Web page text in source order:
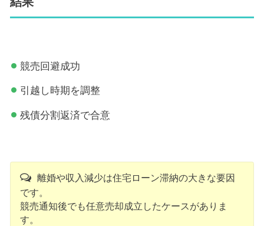
競売回避成功
引越し時期を調整
残債分割返済で合意
離婚や収入減少は住宅ローン滞納の大きな要因
です。
競売通知後でも任意売却成立したケースがありま
す。